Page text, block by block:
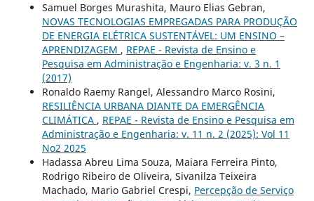
Samuel Borges Murashita, Mauro Elias Gebran,
NOVAS TECNOLOGIAS EMPREGADAS PARA PRODUÇÃO
DE ENERGIA ELÉTRICA SUSTENTÁVEL: UM ENSINO –
APRENDIZAGEM , REPAE - Revista de Ensino e
Pesquisa em Administração e Engenharia: v. 3 n. 1
(2017)
Ronaldo Raemy Rangel, Alessandro Marco Rosini,
RESILIÊNCIA URBANA DIANTE DA EMERGÊNCIA
CLIMÁTICA , REPAE - Revista de Ensino e Pesquisa em
Administração e Engenharia: v. 11 n. 2 (2025): Vol 11
No2 2025
Hadassa Abreu Lima Souza, Maiara Ferreira Pinto,
Rodrigo Ribeiro de Oliveira, Sivanilza Teixeira
Machado, Mario Gabriel Crespi, Percepção de Serviço